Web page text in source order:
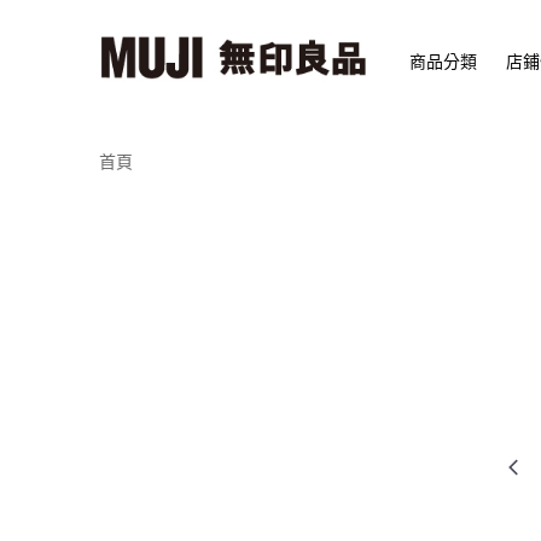
商品分類 店
首頁